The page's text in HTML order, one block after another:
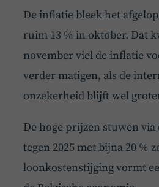
De inflatie bleek het
ruim 13 % in oktober. Dat
november viel de inflatie
verder matigen, als de
onzekerheid blijft wel
De hoge prijzen stuwen
tegen 2025 met bijna 20 %
loonkostenstijging vormt